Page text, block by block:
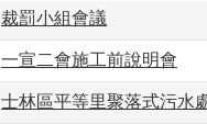
裁罰小組會議
一宣二會施工前說明會
士林區平等里聚落式污水